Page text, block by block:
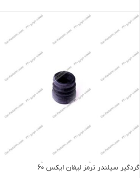
گردگیر سیلندر ترمز لیفان ایکس 60